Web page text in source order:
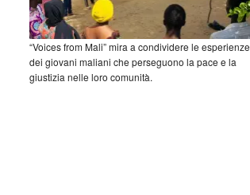
“Voices from Mali” mira a condividere le esperienze
dei giovani maliani che perseguono la pace e la
giustizia nelle loro comunità.